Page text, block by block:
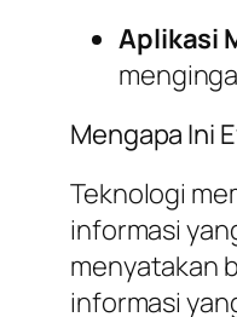
Aplikasi
Mengapa Ini
Teknologi
informasi
menyatakan
informasi